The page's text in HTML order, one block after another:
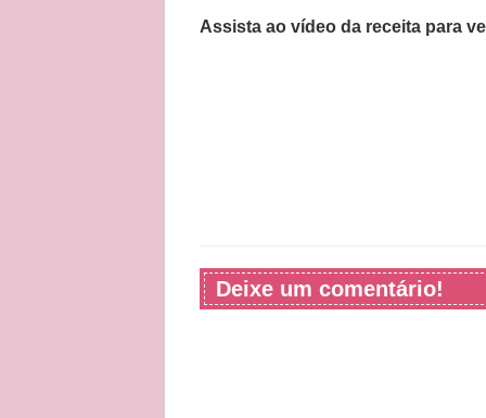
Assista ao vídeo da receita para
Deixe um comentário!